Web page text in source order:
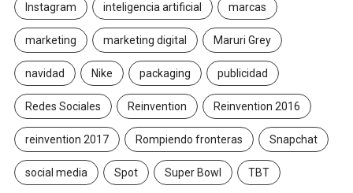
Instagram inteligencia artificial marcas
marketing marketing digital Maruri Grey
navidad Nike packaging publicidad
Redes Sociales Reinvention Reinvention 2016
reinvention 2017 Rompiendo fronteras Snapchat
social media Spot Super Bowl TBT